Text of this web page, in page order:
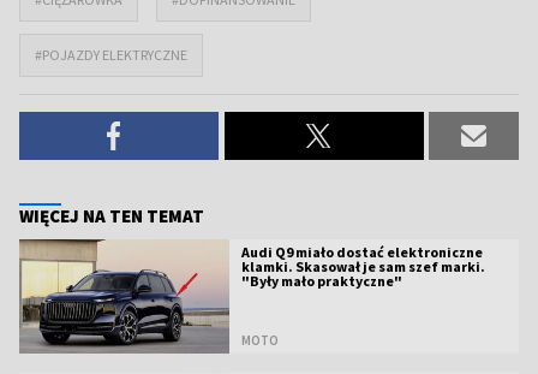
#POJAZDY ELEKTRYCZNE
WIĘCEJ NA TEN TEMAT
Audi Q9 miało dostać elektroniczne
klamki. Skasował je sam szef marki.
"Były mało praktyczne"
MOTO